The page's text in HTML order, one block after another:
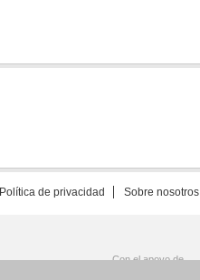
Política de privacidad Sobre nosotros
Con el apoyo de